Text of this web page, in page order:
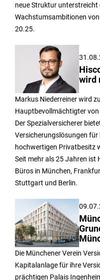
neue Struktur unterstreicht
Wachstumsambitionen
20.25.
wird
Markus Niederreiner wird
Hauptbevollmächtigter
Der Spezialversicherer
Versicherungslösungen
hochwertigen Privatbesitz
Seit mehr als 25 Jahren ist
Büros in München,
Stuttgart und Berlin.
Die Münchener Verein
Kapitalanlage für ihre
prächtigen Palais